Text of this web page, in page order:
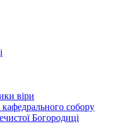
віри
кафедрального собору
Богородиці